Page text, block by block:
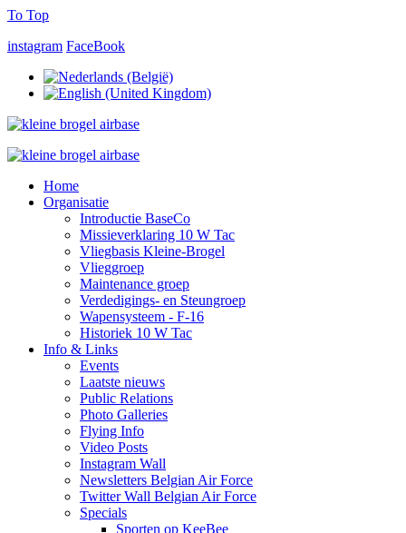
To Top
instagram FaceBook
Home
Organisatie
Introductie BaseCo
Missieverklaring 10 W Tac
Vliegbasis Kleine-Brogel
Vlieggroep
Maintenance groep
Verdedigings- en Steungroep
Wapensysteem - F-16
Historiek 10 W Tac
Info & Links
Events
Laatste nieuws
Public Relations
Photo Galleries
Flying Info
Video Posts
Instagram Wall
Newsletters Belgian Air Force
Twitter Wall Belgian Air Force
Specials
Sporten op KeeBee